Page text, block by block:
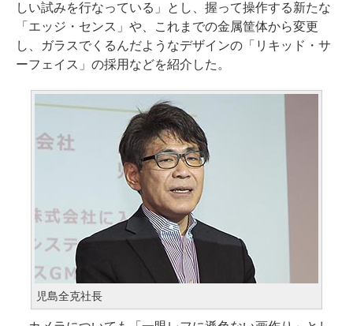
しい試みを行なっている」とし、握って操作する新たな
「エッジ・センス」や、これまでの金属筐体から変更
し、ガラスでくるんだようなデザインの「リキッド・サ
ーフェイス」の採用などを紹介した。
児島全克社長